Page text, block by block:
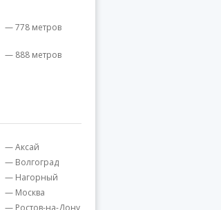
— 778 метров
— 888 метров
— Аксай
— Волгоград
— Нагорный
— Москва
— Ростов-на-Дону